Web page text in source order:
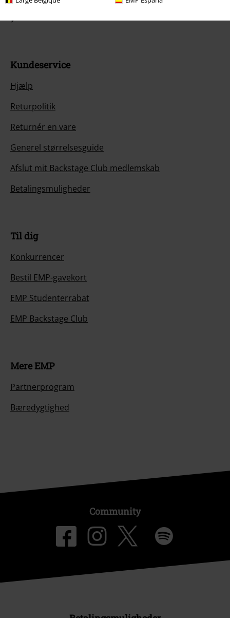
Kundeservice
Hjælp
Returpolitik
Returnér en vare
Generel størrelsesguide
Afslut mit Backstage Club medlemskab
Betalingsmuligheder
Til dig
Konkurrencer
Bestil EMP-gavekort
EMP Studenterrabat
EMP Backstage Club
Mere EMP
Partnerprogram
Bæredygtighed
Community